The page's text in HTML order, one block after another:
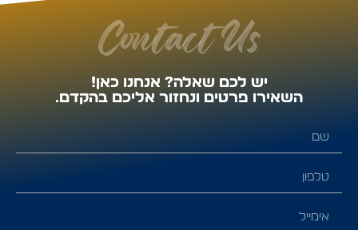
Contact Us
יש לכם שאלה? אנחנו כאן!
השאירו פרטים ונחזור אליכם בהקדם.